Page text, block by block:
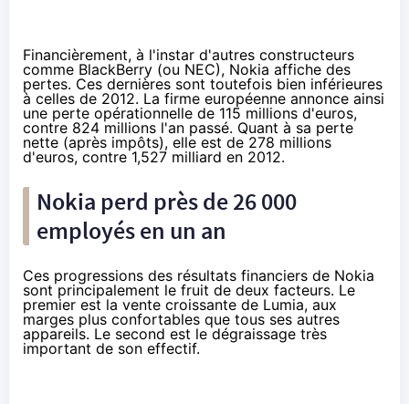
Financièrement, à l'instar d'autres constructeurs
comme BlackBerry (ou NEC), Nokia affiche des
pertes. Ces dernières sont toutefois bien inférieures
à celles de 2012. La firme européenne annonce ainsi
une perte opérationnelle de 115 millions d'euros,
contre 824 millions l'an passé. Quant à sa perte
nette (après impôts), elle est de 278 millions
d'euros, contre 1,527 milliard en 2012.
Nokia perd près de 26 000
employés en un an
Ces progressions des résultats financiers de Nokia
sont principalement le fruit de deux facteurs. Le
premier est la vente croissante de Lumia, aux
marges plus confortables que tous ses autres
appareils. Le second est le dégraissage très
important de son effectif.